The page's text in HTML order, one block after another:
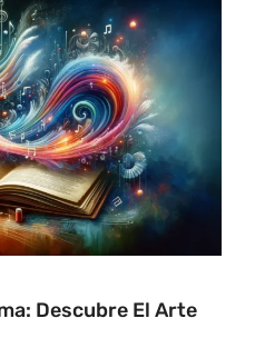
Descubre El Arte